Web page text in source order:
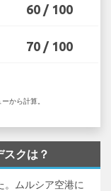
60 / 100
70 / 100
から計算。
クは？
。ムルシア空港に